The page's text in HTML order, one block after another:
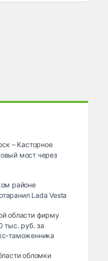
– Касторное
мост через
районе
Lada Vesta
области фирму
тыс. руб. за
таможенника
обломки